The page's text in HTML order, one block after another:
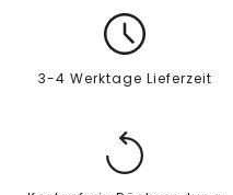
3-4 Werktage Lieferzeit